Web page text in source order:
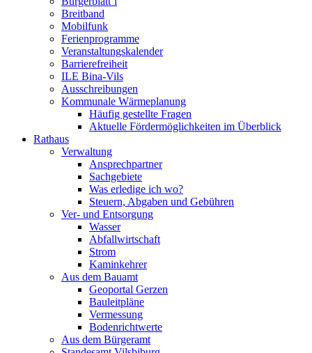
Breitband
Mobilfunk
Ferienprogramme
Veranstaltungskalender
Barrierefreiheit
ILE Bina-Vils
Ausschreibungen
Kommunale Wärmeplanung
Häufig gestellte Fragen
Aktuelle Fördermöglichkeiten im Überblick
Rathaus
Verwaltung
Ansprechpartner
Sachgebiete
Was erledige ich wo?
Steuern, Abgaben und Gebühren
Ver- und Entsorgung
Wasser
Abfallwirtschaft
Strom
Kaminkehrer
Aus dem Bauamt
Geoportal Gerzen
Bauleitpläne
Vermessung
Bodenrichtwerte
Aus dem Bürgeramt